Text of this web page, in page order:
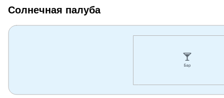
Солнечная палуба